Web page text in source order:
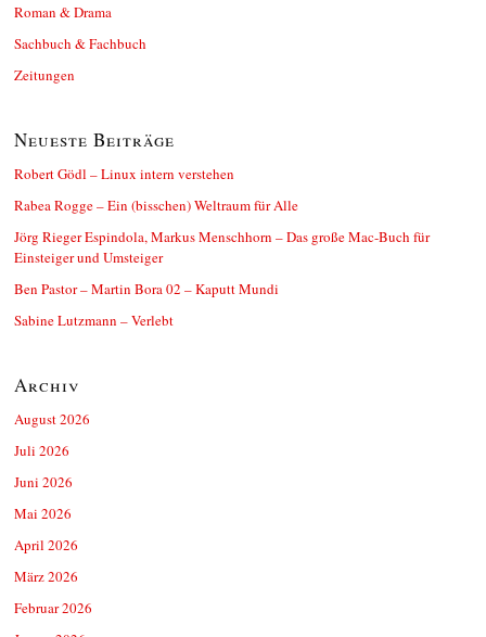
Roman & Drama
Sachbuch & Fachbuch
Zeitungen
Neueste Beiträge
Robert Gödl – Linux intern verstehen
Rabea Rogge – Ein (bisschen) Weltraum für Alle
Jörg Rieger Espindola, Markus Menschhorn – Das große Mac-Buch für
Einsteiger und Umsteiger
Ben Pastor – Martin Bora 02 – Kaputt Mundi
Sabine Lutzmann – Verlebt
Archiv
August 2026
Juli 2026
Juni 2026
Mai 2026
April 2026
März 2026
Februar 2026